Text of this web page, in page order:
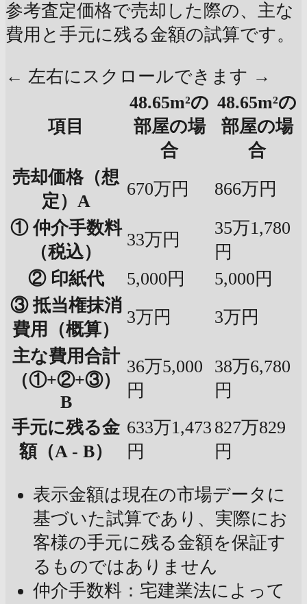
参考査定価格で売却した際の、主な
費用と手元に残る金額の試算です。
← 左右にスクロールできます →
項目
48.65m²の
部屋の場
合
48.65m²の
部屋の場
合
売却価格（想
定）A
670万円
866万円
① 仲介手数料
（税込）
33万円
35万1,780
円
② 印紙代
5,000円
5,000円
③ 抵当権抹消
費用（概算）
3万円
3万円
主な費用合計
（①+②+③）
B
36万5,000
円
38万6,780
円
手元に残る金
額（A - B）
633万1,473
円
827万829
円
表示金額は現在の市場データに
基づいた試算であり、実際にお
客様の手元に残る金額を保証す
るものではありません
仲介手数料：宅建業法によって